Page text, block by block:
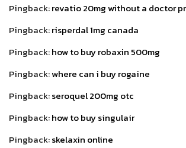
Pingback:revatio 20mg without a doctor
Pingback:risperdal 1mg canada
Pingback:how to buy robaxin 500mg
Pingback:where can i buy rogaine
Pingback:seroquel 200mg otc
Pingback:how to buy singulair
Pingback:skelaxin online